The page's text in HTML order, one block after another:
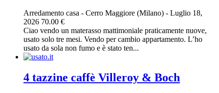
Arredamento casa - Cerro Maggiore (Milano) - Luglio 18,
2026 70.00 €
Ciao vendo un materasso mattimoniale praticamente nuove,
usato solo tre mesi. Vendo per cambio appartamento. L’ho
usato da sola non fumo e è stato ten...
4 tazzine caffè Villeroy & Boch